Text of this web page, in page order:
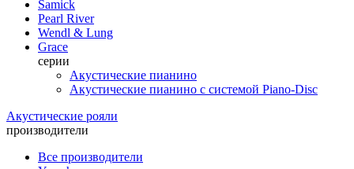
Samick
Pearl River
Wendl & Lung
Grace
серии
Акустические пианино
Акустические пианино с системой Piano-Disc
Акустические рояли
производители
Все производители